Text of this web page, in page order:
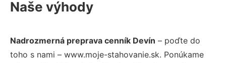
Naše výhody
Nadrozmerná preprava cenník Devín – poďte do
toho s nami – www.moje-stahovanie.sk. Ponúkame